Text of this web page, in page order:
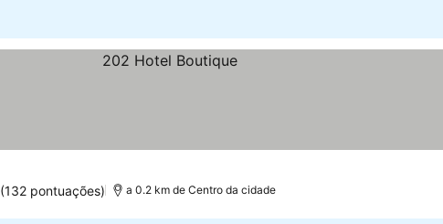
(132 pontuações) a 0.2 km de Centro da cidade